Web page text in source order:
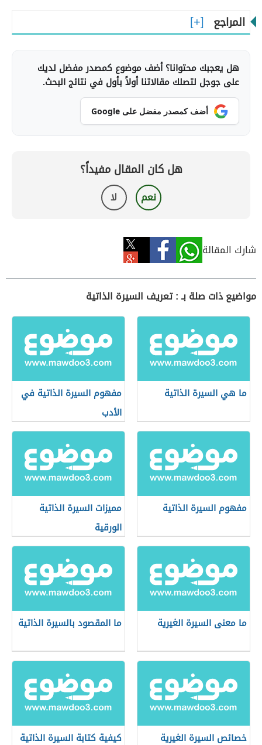
المراجع
هل يعجبك محتوانا؟ أضف موضوع كمصدر مفضل لديك
على جوجل لتصلك مقالاتنا أولاً بأول في نتائج البحث.
أضف كمصدر مفضل على Google
هل كان المقال مفيداً؟
نعم لا
شارك المقالة
مواضيع ذات صلة بـ : تعريف السيرة الذاتية
ما هي السيرة الذاتية
مفهوم السيرة الذاتية في
الأدب
مفهوم السيرة الذاتية
مميزات السيرة الذاتية
الورقية
ما معنى السيرة الغيرية ما المقصود بالسيرة الذاتية
خصائص السيرة الغيرية كيفية كتابة السيرة الذاتية